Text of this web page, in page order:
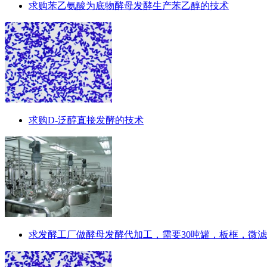
求购苯乙氨酸为底物酵母发酵生产苯乙醇的技术
求购D-泛醇直接发酵的技术
求发酵工厂做酵母发酵代加工，需要30吨罐，板框，微